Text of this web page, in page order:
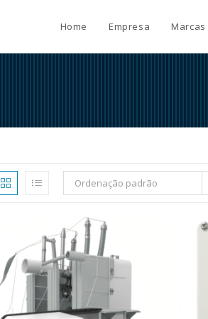
Home Empresa Marcas
Ordenação padrão